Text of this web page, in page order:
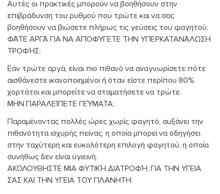
Αυτές οι πρακτικές μπορούν να βοηθήσουν στην
επιβράδυνση του ρυθμού που τρώτε και να σας
βοηθήσουν να βιώσετε πλήρως τις γεύσεις του φαγητού.
ΦΆΤΕ ΑΡΓΆ ΓΙΑ ΝΑ ΑΠΟΦΎΓΕΤΕ ΤΗΝ ΥΠΕΡΚΑΤΑΝΆΛΩΣΗ
ΤΡΟΦΉΣ:
Εάν τρώτε αργά, είναι πιο πιθανό να αναγνωρίσετε πότε
αισθάνεστε ικανοποιημένοι ή όταν είστε περίπου 80%
χορτάτοι και μπορείτε να σταματήσετε να τρώτε.
ΜΗΝ ΠΑΡΑΛΕΊΠΕΤΕ ΓΕΎΜΑΤΑ:
Παραμένοντας πολλές ώρες χωρίς φαγητό, αυξάνει την
πιθανότητα ισχυρής πείνας, η οποία μπορεί να οδηγήσει
στην ταχύτερη και ευκολότερη επιλογή φαγητού, η οποία
συνήθως δεν είναι υγιεινή.
ΑΚΟΛΟΥΘΗΣΤΕ ΜΙΑ ΦΥΤΙΚΉ ΔΙΑΤΡΟΦΉ, ΓΙΑ ΤΗΝ ΥΓΕΙΑ
ΣΑΣ ΚΑΙ ΤΗΝ ΥΓΕΙΑ ΤΟΥ ΠΛΑΝΗΤΗ: